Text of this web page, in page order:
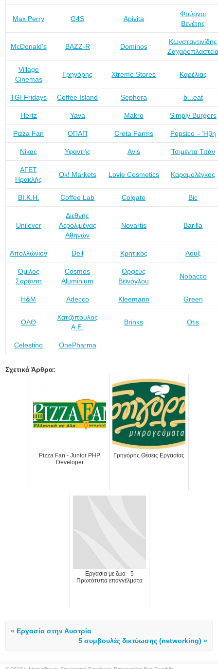
Max Perry G4S Apivita
Φούρνοι
Βενέτης
McDonald’s BAZZ-R Dominos
Κωνσταντινίδης
Village
Cinemas
Γρηγόρης Xtreme Stores Καρέλιας
TGI Fridays Coffee Island Sephora b...eat
Hertz Yava Makro Simply Burgers
Pizza Fan ΟΠΑΠ Creta Farms Pepsico – Ήβη
Νίκας Υφαντής Avis Τσιμέντα Τιτάν
ΑΓΕΤ
Ηρακλής
Ok! Markets Lovie Cosmetics Καραμολέγκος
ΒΙ.Κ.Η. Coffee Lab Colgate Bic
Unilever
Διεθνής
Αερολιμένας
Αθηνών
Novartis Barilla
Απολλώνιον Dell Κρητικός Λουξ
Όμιλος
Σαράντη
Cosmos
Aluminium
Ορφεύς
Βεϊνόγλου
Nobacco
H&M Adecco Kleemann Green
ΟΛΘ
Χατζόπουλος
Α.Ε.
Brinks Otis
Celestino OnePharma
Σχετικά Άρθρα:
Pizza Fan - Junior PHP
Developer
Γρηγόρης Θέσεις Εργασίας
Εργασία με ζώα - 5
Πρωτότυπα επαγγέλματα
« Εργασία στην Αυστρία
5 συμβουλές δικτύωσης (networking) »